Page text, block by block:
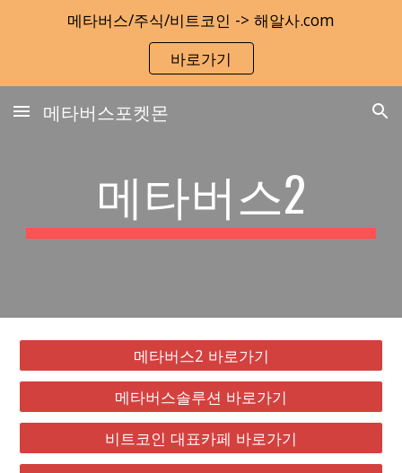
Skip to main content Skip to navigation
메타버스/주식/비트코인 -> 해알사.com
바로가기
메타버스포켓몬
메타버스2
메타버스2 바로가기
메타버스솔루션 바로가기
비트코인 대표카페 바로가기